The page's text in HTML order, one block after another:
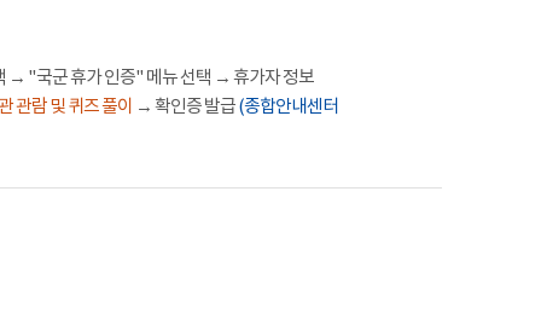
→ "국군 휴가 인증" 메뉴 선택 → 휴가자 정보
관람 및 퀴즈 풀이 → 확인증 발급(종합안내센터